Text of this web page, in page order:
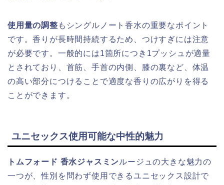
使用量の調整 もシングルノート香水の重要なポイント
です。香りが長時間持続するため、つけすぎには注意
が必要です。一般的には1箇所につき1プッシュが適量
とされており、首筋、手首の内側、膝の裏など、体温
の高い部分につけることで適度な香りの広がりを得る
ことができます。
ユニセックス使用可能な中性的魅力
トムフォード 香水ジャスミンルージュの大きな魅力の
一つが、性別を問わず使用できるユニセックス設計で